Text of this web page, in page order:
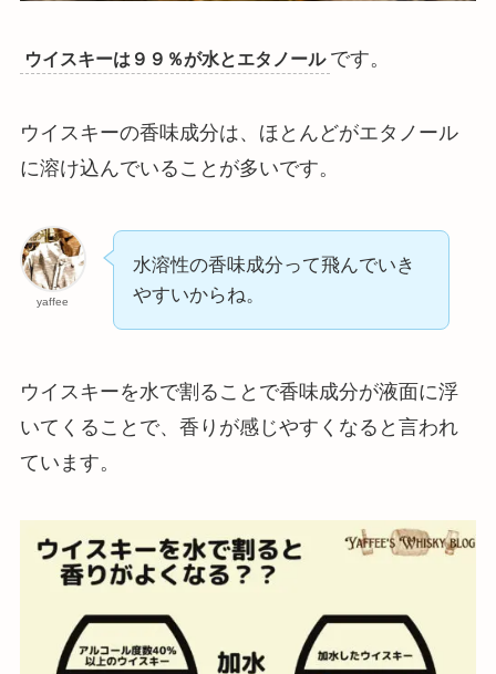
ウイスキーは９９％が水とエタノール です。
ウイスキーの香味成分は、ほとんどがエタノール
に溶け込んでいることが多いです。
yaffee
水溶性の香味成分って飛んでいき
やすいからね。
ウイスキーを水で割ることで香味成分が液面に浮
いてくることで、香りが感じやすくなると言われ
ています。